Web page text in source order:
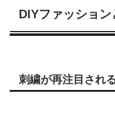
DIYファッショ
刺繍が再注目され